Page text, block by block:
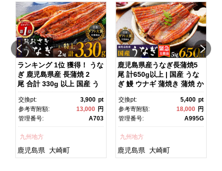
ランキング 1位 獲得！ うな
ぎ 鹿児島県産 長蒲焼 2
尾 合計 330g 以上 国産 う
なぎ 鰻 ウナギ 蒲焼き 蒲
焼 かばやき 魚 魚介 魚貝 海
鮮 うな重 ひつまぶし 蒲
焼 訳あり ギフト 人気 おす
半島 A703
交換pt: 3,900 pt
参考寄附額:
13,000 円
管理番号:
A703
九州地方
鹿児島県 大崎町
鹿児島県産うなぎ長蒲焼5
尾 計650g以上 | 国産 うな
ぎ 鰻 ウナギ 蒲焼き 蒲焼 か
ばやき unagi うなぎ蒲
焼 土用丑の日 土用の丑の
日 丑の日 魚 魚介 魚貝 海
鮮 うな重 蒲焼 訳あり ギフ
県 大崎町 大隅半
島 A995G 【会員限定のお
礼の品】【うなぎ蒲焼 国
交換pt: 5,400 pt
参考寄附額:
18,000 円
管理番号:
A995G
九州地方
鹿児島県 大崎町